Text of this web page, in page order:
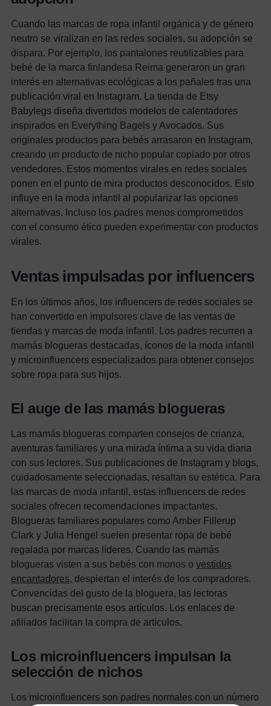
Cuando las marcas de ropa infantil orgánica y de género
neutro se viralizan en las redes sociales, su adopción se
dispara. Por ejemplo, los pantalones reutilizables para
bebé de la marca finlandesa Reima generaron un gran
interés en alternativas ecológicas a los pañales tras una
publicación viral en Instagram. La tienda de Etsy
Babylegs diseña divertidos modelos de calentadores
inspirados en Everything Bagels y Avocados. Sus
originales productos para bebés arrasaron en Instagram,
creando un producto de nicho popular copiado por otros
vendedores. Estos momentos virales en redes sociales
ponen en el punto de mira productos desconocidos. Esto
influye en la moda infantil al popularizar las opciones
alternativas. Incluso los padres menos comprometidos
con el consumo ético pueden experimentar con productos
virales.
Ventas impulsadas por influencers
En los últimos años, los influencers de redes sociales se
han convertido en impulsores clave de las ventas de
tiendas y marcas de moda infantil. Los padres recurren a
mamás blogueras destacadas, íconos de la moda infantil
y microinfluencers especializados para obtener consejos
sobre ropa para sus hijos.
El auge de las mamás blogueras
Las mamás blogueras comparten consejos de crianza,
aventuras familiares y una mirada íntima a su vida diaria
con sus lectores. Sus publicaciones de Instagram y blogs,
cuidadosamente seleccionadas, resaltan su estética. Para
las marcas de moda infantil, estas influencers de redes
sociales ofrecen recomendaciones impactantes.
Blogueras familiares populares como Amber Fillerup
Clark y Julia Hengel suelen presentar ropa de bebé
regalada por marcas líderes. Cuando las mamás
blogueras visten a sus bebés con monos o vestidos
encantadores, despiertan el interés de los compradores.
Convencidas del gusto de la bloguera, las lectoras
buscan precisamente esos artículos. Los enlaces de
afiliados facilitan la compra de artículos.
Los microinfluencers impulsan la
selección de nichos
Los microinfluencers son padres normales con un número